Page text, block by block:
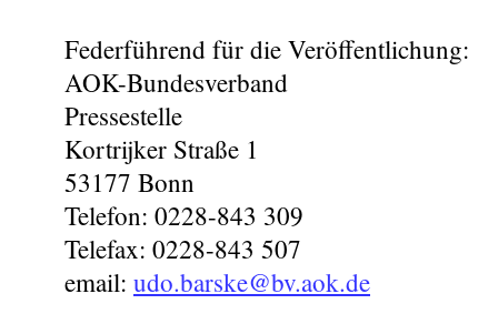
Federführend für die Veröffentlichung:
AOK-Bundesverband
Pressestelle
Kortrijker Straße 1
53177 Bonn
Telefon: 0228-843 309
Telefax: 0228-843 507
email: udo.barske@bv.aok.de